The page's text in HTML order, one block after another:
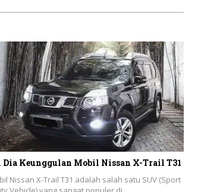
Keunggulan Mobil Nissan X-Trail T31
Nissan X-Trail T31 adalah salah satu SUV (Sport